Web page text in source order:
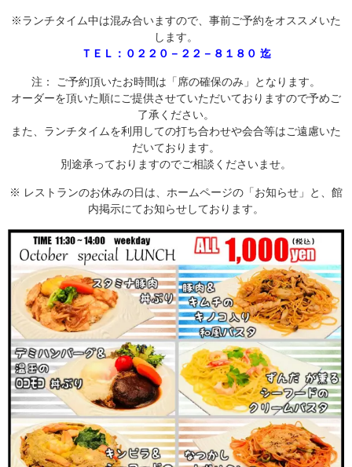
※ランチタイム中は混み合いますので、事前ご予約をオススメいた
します。
ＴＥＬ：０２２０－２２－８１８０ 迄
注： ご予約頂いたお時間は「席の確保のみ」となります。
オーダーを頂いた順にご提供させていただいておりますので予めご
了承ください。
また、ランチタイムを利用しての打ち合わせや会合等はご遠慮いた
だいております。
別途承っておりますのでご相談くださいませ。
※ レストランのお休みの日は、ホームページの「お知らせ」と、館
内掲示にてお知らせしております。